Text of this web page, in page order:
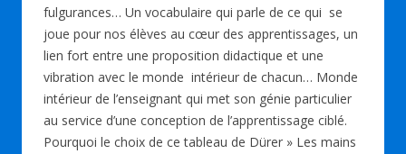
fulgurances… Un vocabulaire qui parle de ce qui se
joue pour nos élèves au cœur des apprentissages, un
lien fort entre une proposition didactique et une
vibration avec le monde intérieur de chacun… Monde
intérieur de l’enseignant qui met son génie particulier
au service d’une conception de l’apprentissage ciblé.
Pourquoi le choix de ce tableau de Dürer » Les mains